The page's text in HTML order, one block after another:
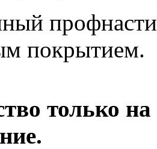
покрытием.
только